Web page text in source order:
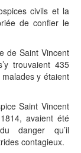
civils et la
de confier le
de Saint Vincent
trouvaient 435
y étaient
Saint Vincent
avaient été
danger qu’il
contagieux.